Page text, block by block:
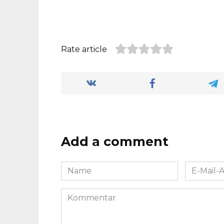
Rate article
Add a comment
Name
*
E-
Mail-
Adresse
Kommentar